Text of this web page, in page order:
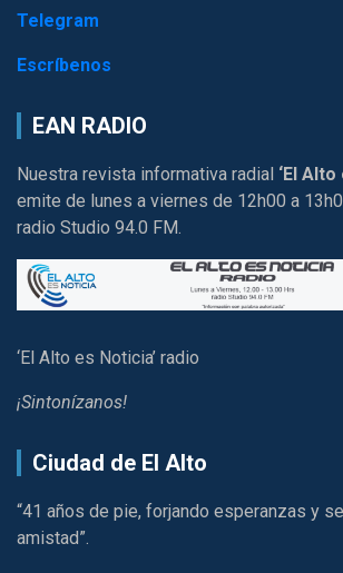
Telegram
Escríbenos
EAN RADIO
Nuestra revista informativa radial ‘El
emite de lunes a viernes de 12h00 a
radio Studio 94.0 FM.
‘El Alto es Noticia’ radio
¡Sintonízanos!
Ciudad de El Alto
“41 años de pie, forjando esperanzas y
amistad”.